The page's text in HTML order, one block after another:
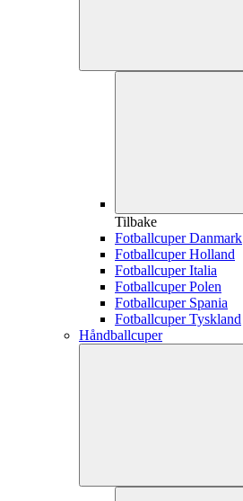
Tilbake
Fotballcuper Danmark
Fotballcuper Holland
Fotballcuper Italia
Fotballcuper Polen
Fotballcuper Spania
Fotballcuper Tyskland
Håndballcuper